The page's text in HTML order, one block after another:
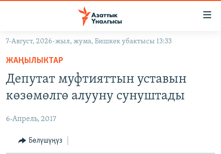
Навигацияга
өтүңүз
Издөөгө
салыңызКЫРГЫЗСТАН
ЭКОНОМИКА
МАДАНИЯТ
ДҮЙНӨ
БОРБОР АЗИЯ
АТАЙЫН ИЛИКТӨӨ
ТВ ПРОГРАММАЛАР
7-Август, 2026-жыл, жума, Бишкек убактысы 13:33
ЖАҢЫЛЫКТАР
Депутат муфтияттын уставын
көзөмөлгө алууну сунуштады
6-Апрель, 2017
Бөлүшүңүз